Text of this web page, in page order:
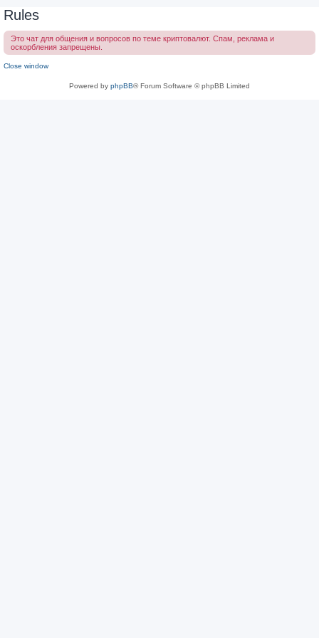
Rules
Это чат для общения и вопросов по теме криптовалют. Спам, реклама и
оскорбления запрещены.
Close window
Powered by phpBB® Forum Software © phpBB Limited